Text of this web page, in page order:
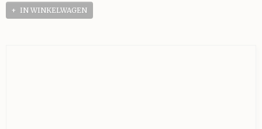
IN WINKELWAGEN